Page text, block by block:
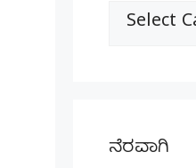
ವಿಭಾಗಗಳು
ನೆರವಾಗಿ